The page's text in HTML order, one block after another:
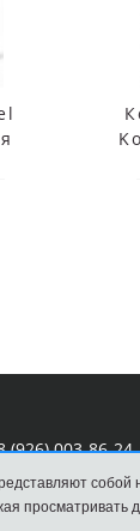
(926) 003-86-24